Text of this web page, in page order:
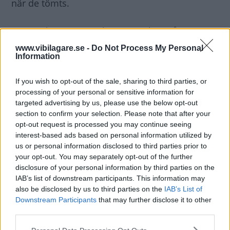
www.vibilagare.se - Do Not Process My Personal
Information
If you wish to opt-out of the sale, sharing to third parties, or
processing of your personal or sensitive information for
targeted advertising by us, please use the below opt-out
section to confirm your selection. Please note that after your
opt-out request is processed you may continue seeing
interest-based ads based on personal information utilized by
us or personal information disclosed to third parties prior to
your opt-out. You may separately opt-out of the further
disclosure of your personal information by third parties on the
IAB’s list of downstream participants. This information may
also be disclosed by us to third parties on the IAB’s List of
Downstream Participants that may further disclose it to other
Please note that this website/app uses one or more Google
när de tömts.
Motorn har en rotor, kammarvolym på 254
kubikcentimeter och arbetar konstant på 5 000
varv per minut.
Motorn uppges vara så pass tyst att den inte
märks och orsakar inte heller några vibrationer.
Placeringen av elmotor, batteripaket och
wankelmotor ger en låg tyngdpunkt och en
jämn viktfördelning.
Förlängd räckvidd
Bilens bränsletank rymmer 12 liter och med
kilometer.